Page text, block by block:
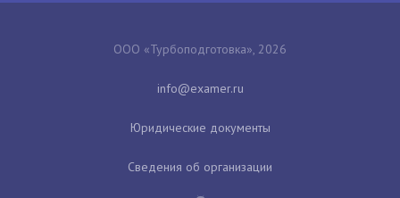
ООО «Турбоподготовка», 2026
Юридические документы
Сведения об организации